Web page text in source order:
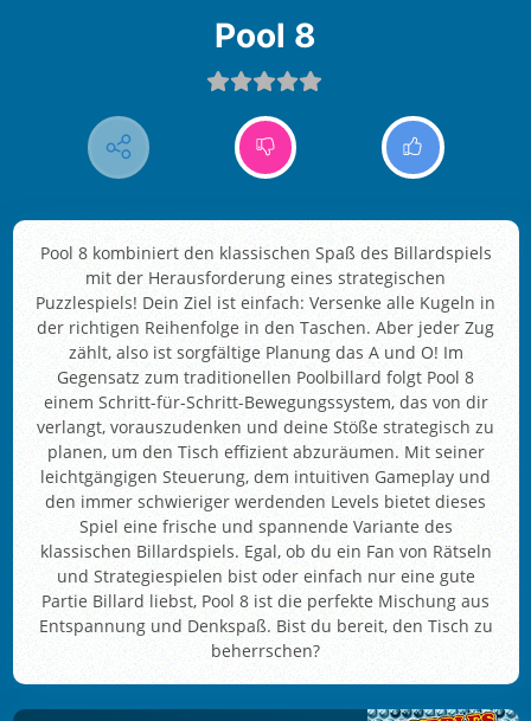
Pool 8
Pool 8 kombiniert den klassischen Spaß des Billardspiels
mit der Herausforderung eines strategischen
Puzzlespiels! Dein Ziel ist einfach: Versenke alle Kugeln in
der richtigen Reihenfolge in den Taschen. Aber jeder Zug
zählt, also ist sorgfältige Planung das A und O! Im
Gegensatz zum traditionellen Poolbillard folgt Pool 8
einem Schritt-für-Schritt-Bewegungssystem, das von dir
verlangt, vorauszudenken und deine Stöße strategisch zu
planen, um den Tisch effizient abzuräumen. Mit seiner
leichtgängigen Steuerung, dem intuitiven Gameplay und
den immer schwieriger werdenden Levels bietet dieses
Spiel eine frische und spannende Variante des
klassischen Billardspiels. Egal, ob du ein Fan von Rätseln
und Strategiespielen bist oder einfach nur eine gute
Partie Billard liebst, Pool 8 ist die perfekte Mischung aus
Entspannung und Denkspaß. Bist du bereit, den Tisch zu
beherrschen?